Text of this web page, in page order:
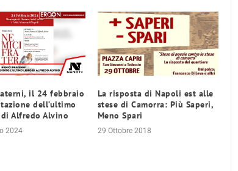
il 24 febbraio
dell’ultimo
Alfredo Alvino
2024
La risposta di Napoli est alle
stese di Camorra: Più Saperi,
Meno Spari
29 Ottobre 2018